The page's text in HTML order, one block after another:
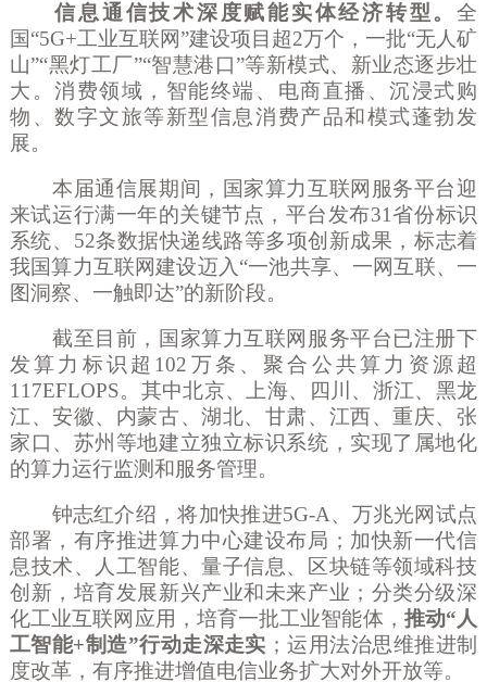
信息通信技术深度赋能实体经济转型。全
国“5G+工业互联网”建设项目超2万个，一批“无人矿
山”“黑灯工厂”“智慧港口”等新模式、新业态逐步壮
大。消费领域，智能终端、电商直播、沉浸式购
物、数字文旅等新型信息消费产品和模式蓬勃发
展。
本届通信展期间，国家算力互联网服务平台迎
来试运行满一年的关键节点，平台发布31省份标识
系统、52条数据快递线路等多项创新成果，标志着
我国算力互联网建设迈入“一池共享、一网互联、一
图洞察、一触即达”的新阶段。
截至目前，国家算力互联网服务平台已注册下
发算力标识超 102万条、聚合公共算力资源超
117EFLOPS。其中北京、上海、四川、浙江、黑龙
江、安徽、内蒙古、湖北、甘肃、江西、重庆、张
家口、苏州等地建立独立标识系统，实现了属地化
的算力运行监测和服务管理。
钟志红介绍，将加快推进5G-A、万兆光网试点
部署，有序推进算力中心建设布局；加快新一代信
息技术、人工智能、量子信息、区块链等领域科技
创新，培育发展新兴产业和未来产业；分类分级深
化工业互联网应用，培育一批工业智能体， 推动“人
工智能+制造”行动走深走实 ；运用法治思维推进制
度改革，有序推进增值电信业务扩大对外开放等。